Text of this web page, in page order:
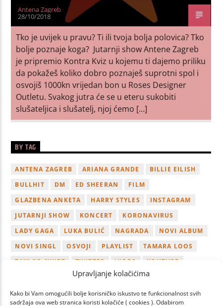
Upravljanje kolačićima
Kako bi Vam omogućili bolje korisničko iskustvo te funkcionalnost svih
sadržaja ova web stranica koristi kolačiće ( cookies ). Odabirom
Antena Zagreb
28/10/2018
Tko je uvijek u pravu? Ti ili tvoja bolja polovica? Tko
bolje poznaje koga? Jutarnji show Antene Zagreb
je pripremio Kontra Kviz u kojemu ti dajemo priliku
da pokažeš koliko dobro poznaješ suprotni spol i
osvojiš 1000kn vrijedan bon u Roses Designer
Outletu. Svakog jutra će se u eteru sukobiti
slušateljica i slušatelj, njoj ćemo […]
BY TAG
ANTENA ZAGREB ARIANA GRANDE
BILLIE EILISH
BULLHIT
DM ED SHEERAN
FILM
GLAZBENA ANKETA
HARRY STYLES
INSTAGRAM
JUTARNJI SHOW
KONCERT
KORONAVIRUS
LADY GAGA
LUKA BULIĆ NAGRADA
NOVI ALBUM
NOVI SINGL
OSVOJI PLAYLIST
TAMARA LOOS
TAYLOR SWIFT
TWITTER VIDEO
YOUTUBE